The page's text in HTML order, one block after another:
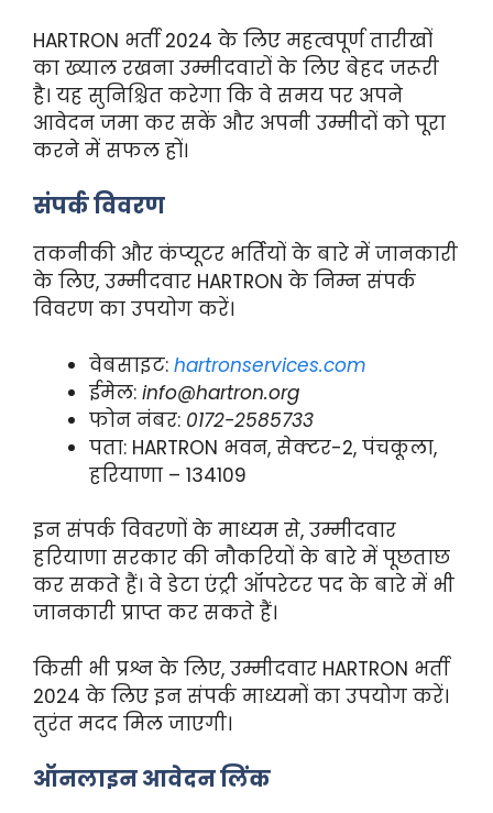
HARTRON भर्ती 2024 के लिए महत्वपूर्ण तारीखों
का ख्याल रखना उम्मीदवारों के लिए बेहद जरूरी
है। यह सुनिश्चित करेगा कि वे समय पर अपने
आवेदन जमा कर सकें और अपनी उम्मीदों को पूरा
करने में सफल हों।
संपर्क विवरण
तकनीकी और कंप्यूटर भर्तियों के बारे में जानकारी
के लिए, उम्मीदवार HARTRON के निम्न संपर्क
विवरण का उपयोग करें।
वेबसाइट: hartronservices.com
ईमेल: info@hartron.org
फोन नंबर: 0172-2585733
पता: HARTRON भवन, सेक्टर-2, पंचकूला,
हरियाणा – 134109
इन संपर्क विवरणों के माध्यम से, उम्मीदवार
हरियाणा सरकार की नौकरियों के बारे में पूछताछ
कर सकते हैं। वे डेटा एंट्री ऑपरेटर पद के बारे में भी
जानकारी प्राप्त कर सकते हैं।
किसी भी प्रश्न के लिए, उम्मीदवार HARTRON भर्ती
2024 के लिए इन संपर्क माध्यमों का उपयोग करें।
तुरंत मदद मिल जाएगी।
ऑनलाइन आवेदन लिंक